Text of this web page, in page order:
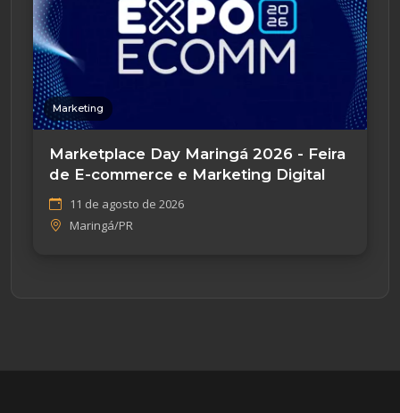
Marketing
Marketplace Day Maringá 2026 - Feira
de E-commerce e Marketing Digital
11 de agosto de 2026
Maringá/PR